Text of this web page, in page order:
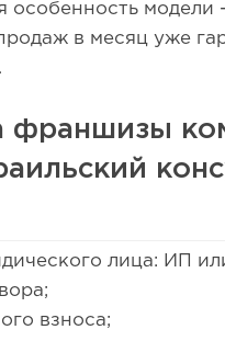
особенность
в месяц уже
франшизы
лица: ИП
взноса;